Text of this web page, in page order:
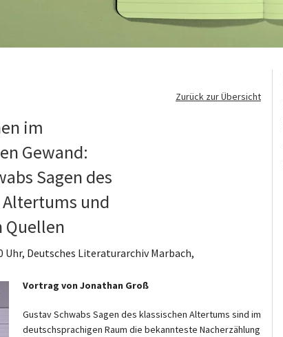
Zurück zur Übersicht
im
Gewand:
Sagen des
und
Quellen
Uhr, Deutsches Literaturarchiv Marbach,
Vortrag von Jonathan Groß
Gustav Schwabs Sagen des klassischen Altertums sind im
deutschsprachigen Raum die bekannteste Nacherzählung